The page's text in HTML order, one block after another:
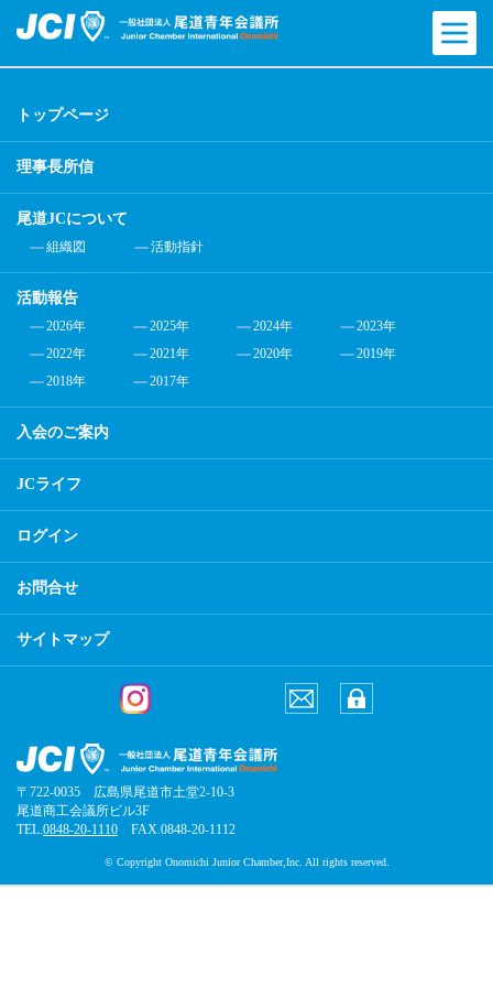
トップページ
理事長所信
尾道JCについて
組織図 活動指針
活動報告
2026年 2025年 2024年
2023年
2022年
2021年 2020年
2019年
2018年
2017年
入会のご案内
JCライフ
ログイン
お問合せ
サイトマップ
〒722-0035 広島県尾道市土堂2-10-3
尾道商工会議所ビル3F
TEL.0848-20-1110 FAX.0848-20-1112
© Copyright Onomichi Junior Chamber,Inc. All rights reserved.